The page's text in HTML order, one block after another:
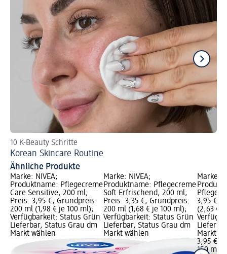
10 K-Beauty Schritte
Korean Skincare Routine
Ähnliche Produkte
Marke: NIVEA;
Produktname: Pflegecreme
Care Sensitive, 200 ml;
Preis: 3,95 €; Grundpreis:
200 ml (1,98 € je 100 ml);
Verfügbarkeit: Status Grün
Lieferbar, Status Grau dm
Markt wählen
Marke: NIVEA;
Produktname: Pflegecreme
Soft Erfrischend, 200 ml;
Preis: 3,35 €; Grundpreis:
200 ml (1,68 € je 100 ml);
Verfügbarkeit: Status Grün
Lieferbar, Status Grau dm
Markt wählen
Marke:
3,95 €;
(2,63 €
Markt
3,95 €
150 ml